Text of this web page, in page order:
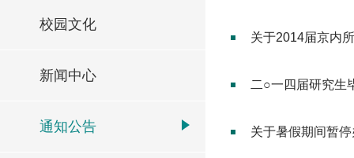
校园文化
新闻中心
通知公告
关于2014届京内
二○一四届研究生
关于暑假期间暂